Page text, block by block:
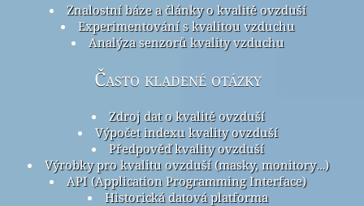
Znalostní báze a články o kvalitě ovzduší
Experimentování s kvalitou vzduchu
Analýza senzorů kvality vzduchu
Často kladené otázky
Zdroj dat o kvalitě ovzduší
Výpočet indexu kvality ovzduší
Předpověď kvality ovzduší
Výrobky pro kvalitu ovzduší (masky, monitory…)
API (Application Programming Interface)
Historická datová platforma